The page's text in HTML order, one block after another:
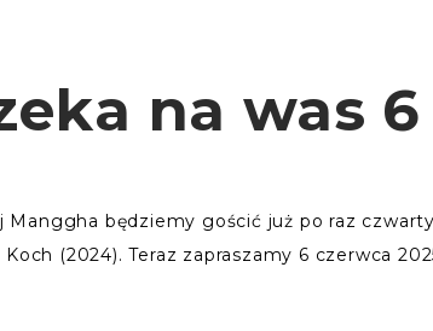
na was
będziemy gościć już po raz
(2024). Teraz zapraszamy 6 czerwca